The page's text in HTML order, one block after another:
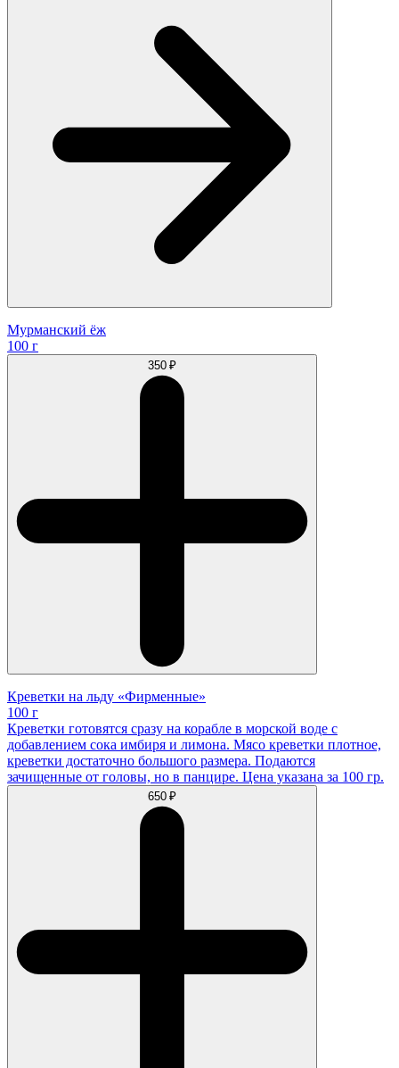
Мурманский ёж
100 г
350 ₽
Креветки на льду «Фирменные»
100 г
Креветки готовятся сразу на корабле в морской воде с
добавлением сока имбиря и лимона. Мясо креветки плотное,
креветки достаточно большого размера. Подаются
зачищенные от головы, но в панцире. Цена указана за 100 гр.
650 ₽